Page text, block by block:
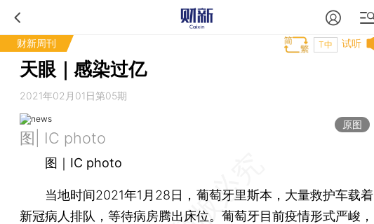
财新周刊 试听
T中
天眼｜感染过亿
2021年02月01日第05期
原图
图| IC photo
图｜IC photo
当地时间2021年1月28日，葡萄牙里斯本，大量救护车载着
新冠病人排队，等待病房腾出床位。葡萄牙目前疫情形式严峻，